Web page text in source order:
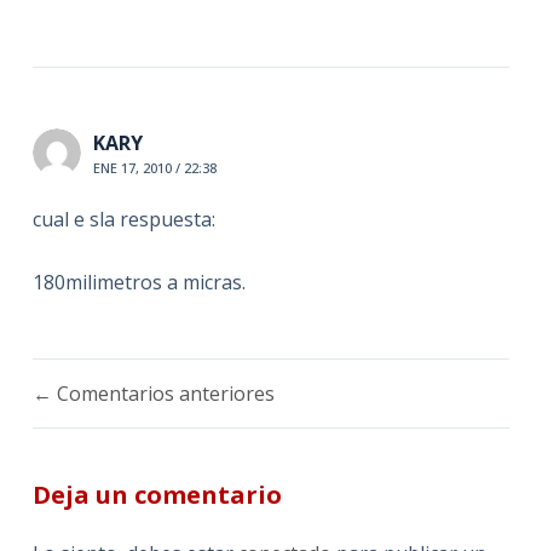
KARY
ENE 17, 2010 / 22:38
cual e sla respuesta:
180milimetros a micras.
Navegación
de
← Comentarios anteriores
Deja un comentario